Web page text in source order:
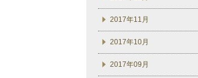
2017年11月
2017年10月
2017年09月